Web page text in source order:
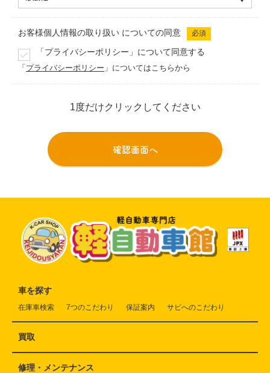
お客様個人情報の取り扱い についての同意 必須
「プライバシーポリシー」について同意する
「 プライバシーポリシー 」についてはこちらから
1度だけクリックしてください
車を探す
在庫車検索 7つのこだわり 保証案内 サビへのこだわり
買取
修理・メンテナンス